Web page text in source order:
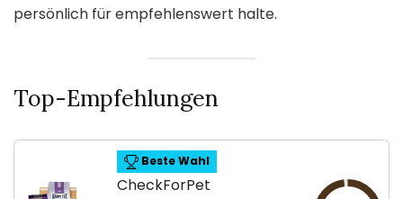
persönlich für empfehlenswert halte.
Top-Empfehlungen
Beste Wahl
CheckForPet